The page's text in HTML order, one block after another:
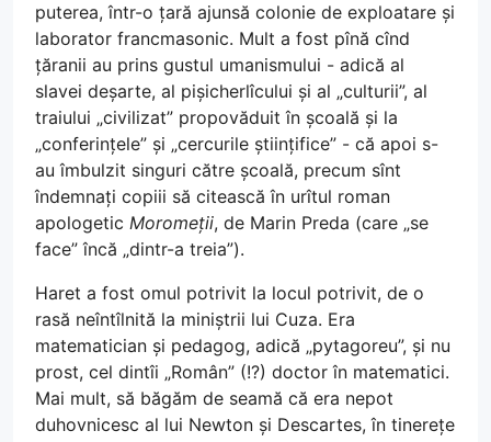
puterea, într-o țară ajunsă colonie de exploatare și
laborator francmasonic. Mult a fost pînă cînd
țăranii au prins gustul umanismului - adică al
slavei deșarte, al pișicherlîcului și al „culturii”, al
traiului „civilizat” propovăduit în școală și la
„conferințele” și „cercurile științifice” - că apoi s-
au îmbulzit singuri către școală, precum sînt
îndemnați copiii să citească în urîtul roman
apologetic Moromeții, de Marin Preda (care „se
face” încă „dintr-a treia”).
Haret a fost omul potrivit la locul potrivit, de o
rasă neîntîlnită la miniștrii lui Cuza. Era
matematician și pedagog, adică „pytagoreu”, și nu
prost, cel dintîi „Român” (!?) doctor în matematici.
Mai mult, să băgăm de seamă că era nepot
duhovnicesc al lui Newton și Descartes, în tinerețe